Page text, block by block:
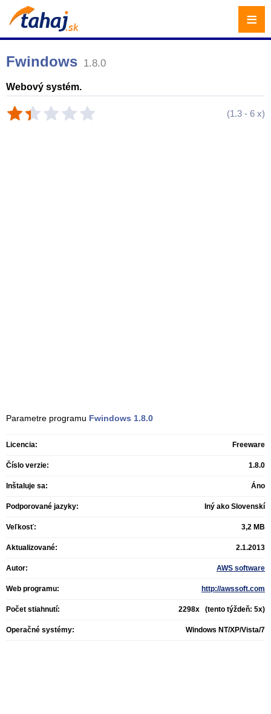
Fwindows 1.8.0
Webový systém.
(1.3 - 6 x)
Parametre programu Fwindows 1.8.0
Licencia: Freeware
Číslo verzie: 1.8.0
Inštaluje sa: Áno
Podporované jazyky: Iný ako Slovenskí
Veľkosť: 3,2 MB
Aktualizované: 2.1.2013
Autor: AWS software
Web programu: http://awssoft.com
Počet stiahnutí: 2298x (tento týždeň: 5x)
Operačné systémy: Windows NT/XP/Vista/7
≡